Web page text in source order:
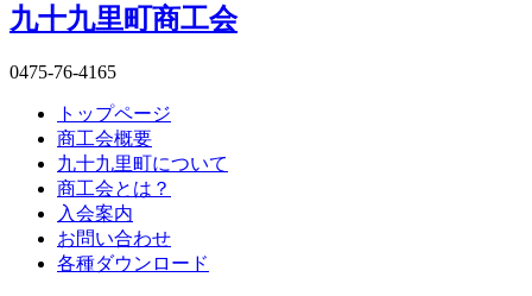
九十九里町商工会
0475-76-4165
トップページ
商工会概要
九十九里町について
商工会とは？
入会案内
お問い合わせ
各種ダウンロード